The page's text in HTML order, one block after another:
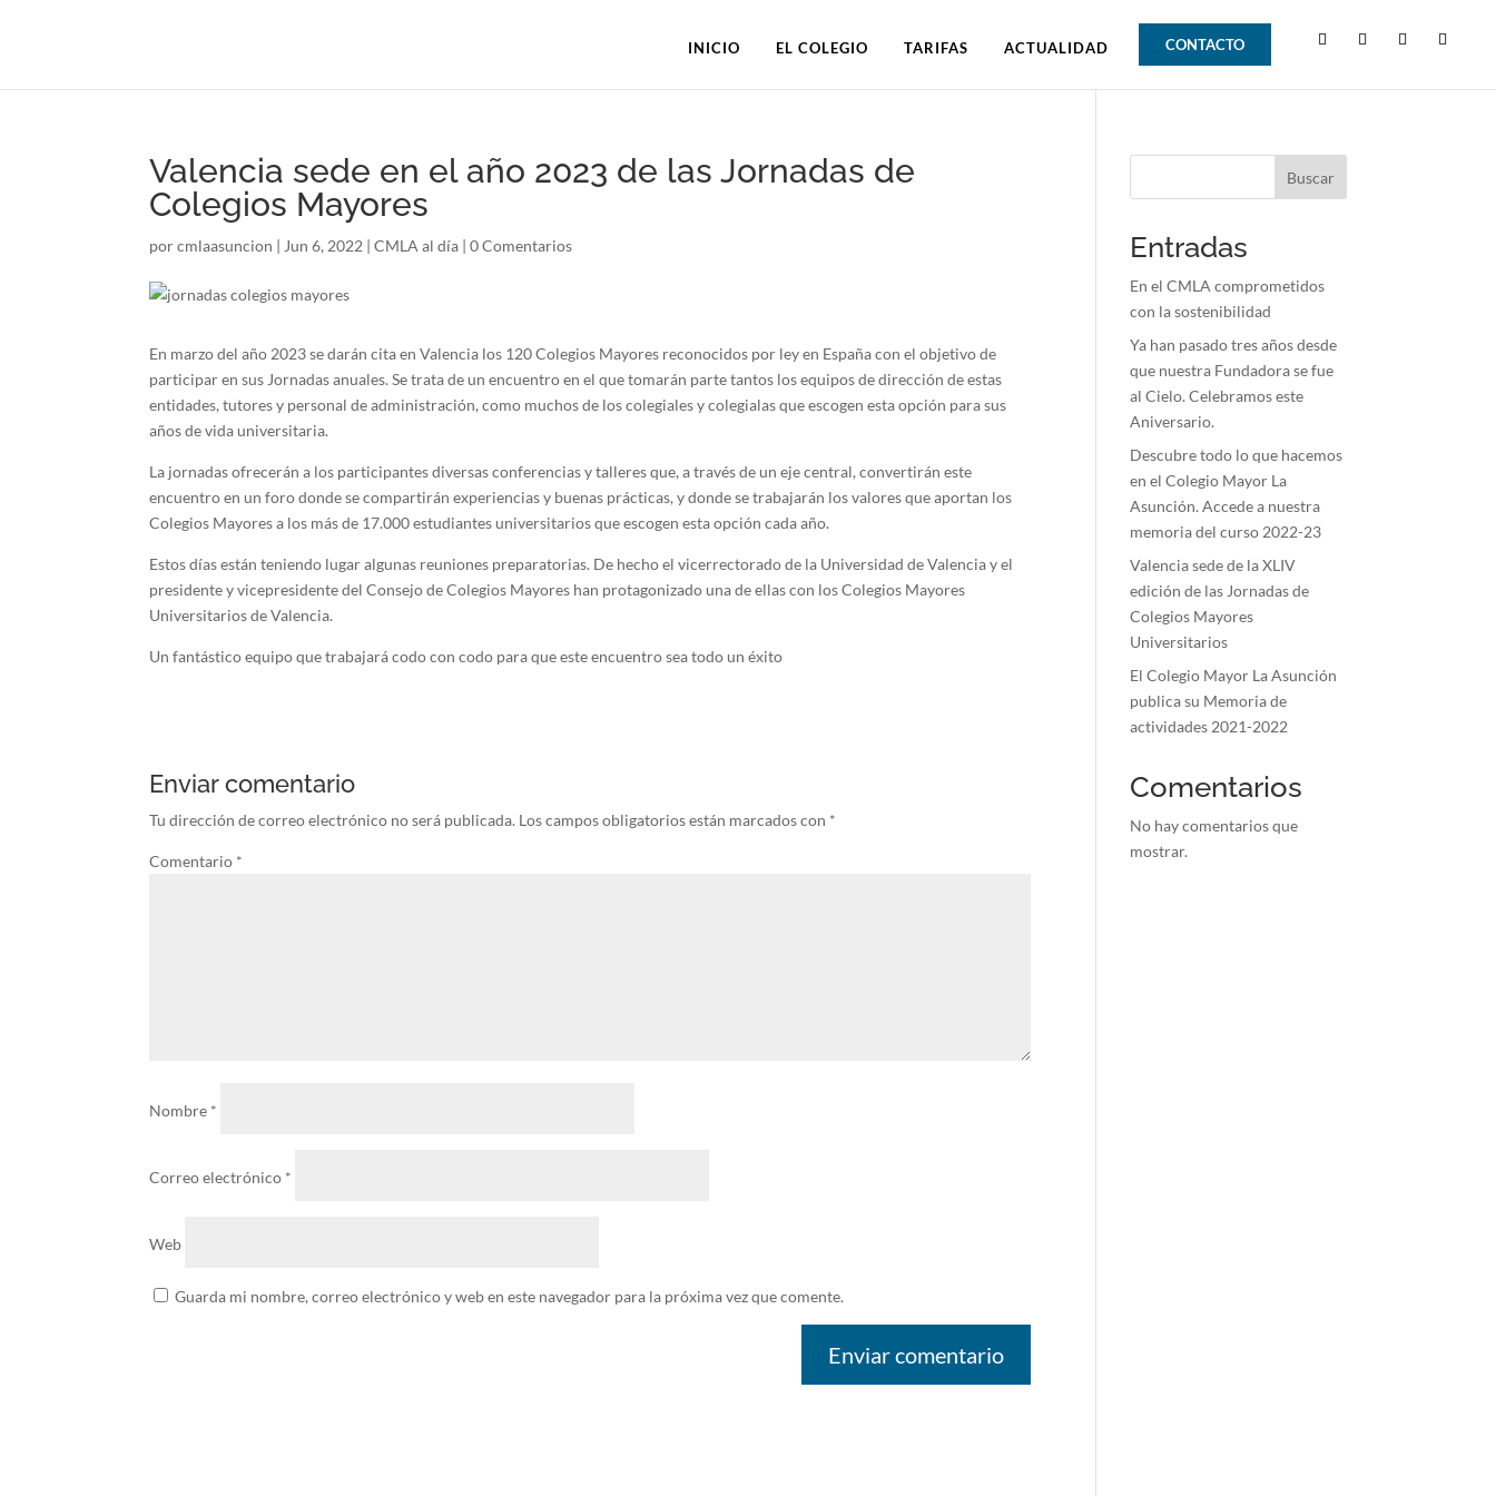
INICIO EL COLEGIO TARIFAS ACTUALIDAD CONTACTO
Valencia sede en el año 2023 de las Jornadas de
Colegios Mayores
porcmlaasuncion | Jun 6, 2022 |CMLA al día |0 Comentarios
En marzo del año 2023 se darán cita en Valencia los 120 Colegios Mayores reconocidos por ley en España con el objetivo de
participar en sus Jornadas anuales. Se trata de un encuentro en el que tomarán parte tantos los equipos de dirección de estas
entidades, tutores y personal de administración, como muchos de los colegiales y colegialas que escogen esta opción para sus
años de vida universitaria.
La jornadas ofrecerán a los participantes diversas conferencias y talleres que, a través de un eje central, convertirán este
encuentro en un foro donde se compartirán experiencias y buenas prácticas, y donde se trabajarán los valores que aportan los
Colegios Mayores a los más de 17.000 estudiantes universitarios que escogen esta opción cada año.
Estos días están teniendo lugar algunas reuniones preparatorias. De hecho el vicerrectorado de la Universidad de Valencia y el
presidente y vicepresidente del Consejo de Colegios Mayores han protagonizado una de ellas con los Colegios Mayores
Universitarios de Valencia.
Un fantástico equipo que trabajará codo con codo para que este encuentro sea todo un éxito
Enviar comentario
Tu dirección de correo electrónico no será publicada. Los campos obligatorios están marcados con *
Comentario *
Nombre *
Correo electrónico *
Web
Guarda mi nombre, correo electrónico y web en este navegador para la próxima vez que comente.
Buscar
Entradas
En el CMLA comprometidos
con la sostenibilidad
Ya han pasado tres años desde
que nuestra Fundadora se fue
al Cielo. Celebramos este
Aniversario.
Descubre todo lo que hacemos
en el Colegio Mayor La
Asunción. Accede a nuestra
memoria del curso 2022-23
Valencia sede de la XLIV
edición de las Jornadas de
Colegios Mayores
Universitarios
El Colegio Mayor La Asunción
publica su Memoria de
actividades 2021-2022
Comentarios
No hay comentarios que
mostrar.